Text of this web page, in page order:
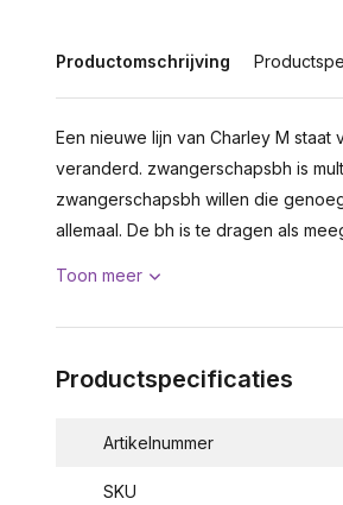
Productomschrijving
Een nieuwe lijn van Charley M
veranderd. zwangerschapsbh is
zwangerschapsbh willen die
allemaal. De bh is te dragen als
Toon meer
Productspecificaties
Artikelnummer
SKU